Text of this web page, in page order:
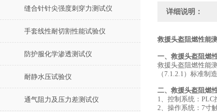
缝合针针尖强度刺穿力测试仪
手套线性耐切割性能试验仪
防护服化学渗透测试仪
耐静水压试验仪
通气阻力及压力差测试仪
详细说明：
救援头盔阻燃性能
一、 救援头盔阻燃
救援头盔 阻燃性能
（7.1.2.1） 标准制
二、 救援头盔阻燃
1、 控制系统：PLC
2、操作系统：7寸